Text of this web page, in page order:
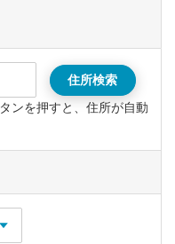
住所検索
ンを押すと、住所が自動